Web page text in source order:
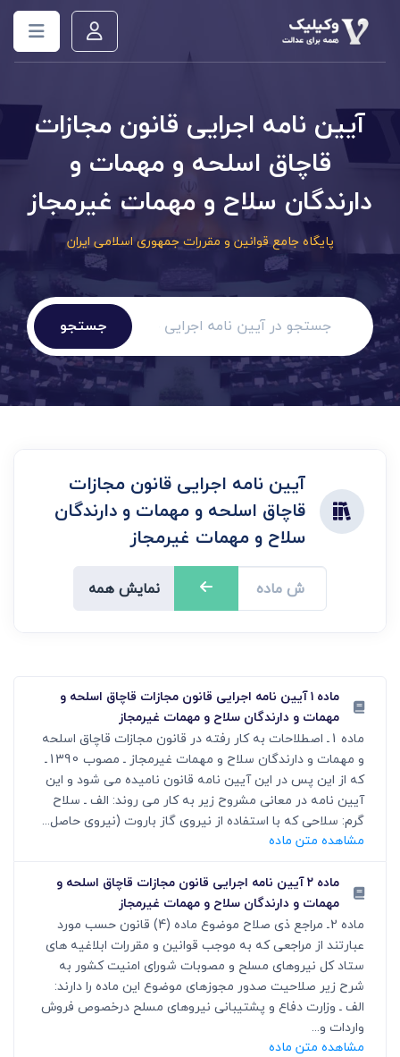
آیین نامه اجرایی قانون مجازات
قاچاق اسلحه و مهمات و
دارندگان سلاح و مهمات غیرمجاز
پایگاه جامع قوانین و مقررات جمهوری اسلامی ایران
جستجو
آیین نامه اجرایی قانون مجازات
قاچاق اسلحه و مهمات و دارندگان
سلاح و مهمات غیرمجاز
نمایش همه
ماده ۱ آیین نامه اجرایی قانون مجازات قاچاق اسلحه و
مهمات و دارندگان سلاح و مهمات غیرمجاز
ماده 1ـ اصطلاحات به کار رفته در قانون مجازات قاچاق اسلحه
و مهمات و دارندگان سلاح و مهمات غیرمجاز ـ مصوب 1390ـ
که از این پس در این آیین نامه قانون نامیده می شود و این
آیین نامه در معانی مشروح زیر به کار می روند: الف ـ سلاح
گرم: سلاحی که با استفاده از نیروی گاز باروت (نیروی حاصل...
مشاهده متن ماده
ماده ۲ آیین نامه اجرایی قانون مجازات قاچاق اسلحه و
مهمات و دارندگان سلاح و مهمات غیرمجاز
ماده 2ـ مراجع ذی صلاح موضوع ماده (4) قانون حسب مورد
عبارتند از مراجعی که به موجب قوانین و مقررات ابلاغیه های
ستاد کل نیروهای مسلح و مصوبات شورای امنیت کشور به
شرح زیر صلاحیت صدور مجوزهای موضوع این ماده را دارند:
الف ـ وزارت دفاع و پشتیبانی نیروهای مسلح درخصوص فروش
واردات و...
مشاهده متن ماده